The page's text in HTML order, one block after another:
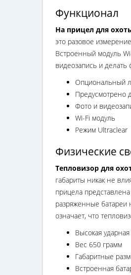
Функционал
На прицел для
это разовое
Встроенный модуль
видеозапись и делать
Опциональный
Предусмотрено
Фото и
Wi-Fi модуль
Режим Ultraclear
Физические
Тепловизор для
габариты никак не
прицела
разряженные батареи
означает, что
Высокая ударная
Вес 650 грамм
Габаритные
Встроенная